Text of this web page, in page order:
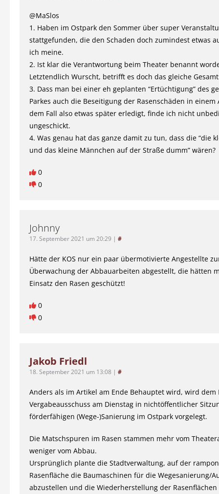
@MaSlos
1. Haben im Ostpark den Sommer über super
stattgefunden, die den Schaden doch zumindest etwas
ich meine.
2. Ist klar die Verantwortung beim Theater benannt
Letztendlich Wurscht, betrifft es doch das gleiche
3. Dass man bei einer eh geplanten “Ertüchtigung” des
Parkes auch die Beseitigung der Rasenschäden in einem
dem Fall also etwas später erledigt, finde ich nicht
ungeschickt.
4. Was genau hat das ganze damit zu tun, dass die “die
und das kleine Männchen auf der Straße dumm” wären?
0
0
Johnny
17. September 2021 um 20:29 | #
Hätte der KOS nur ein paar übermotivierte Angestellte
Überwachung der Abbauarbeiten abgestellt, die hätten
Einsatz den Rasen geschützt!
0
0
Jakob Friedl
18. September 2021 um 13:08 | #
Anders als im Artikel am Ende Behauptet wird, wird dem
Vergabeausschuss am Dienstag in nichtöffentlicher
förderfähigen (Wege-)Sanierung im Ostpark vorgelegt.
Die Matschspuren im Rasen stammen mehr vom
weniger vom Abbau.
Ursprünglich plante die Stadtverwaltung, auf der
Rasenfläche die Baumaschinen für die Wegesanierung/
abzustellen und die Wiederherstellung der Rasenflächen